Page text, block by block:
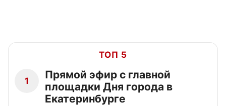
ТОП 5
1
Прямой эфир с главной
площадки Дня города в
Екатеринбурге